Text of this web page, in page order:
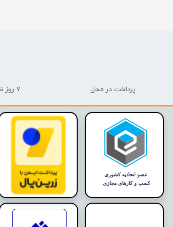
پرداخت در محل ۷ روز ضمانت بازگشت